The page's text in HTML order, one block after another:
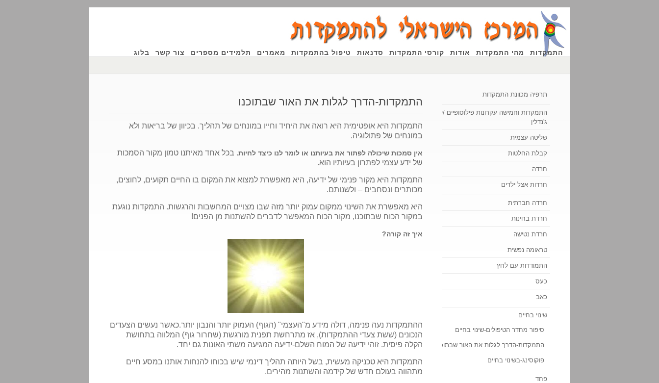
התמקדות מהי התמקדות אודות קורסי התמקדות סדנאות טיפול בהתמקדות מאמרים תלמידים מספרים צור קשר בלוג
התמקדות-הדרך לגלות את האור שבתוכנו
התמקדות היא אופטימית היא רואה את היחיד וחייו במונחים של תהליך. בכיוון של בריאות ולא
במונחים של פתולוגיה.
אין סמכות שיכולה לפתור את בעיותנו או לומר לנו כיצד לחיות. בכל אחד מאיתנו טמון מקור הסמכות
של ידע עצמי לפתרון בעיותיו הוא.
התמקדות היא מקור פנימי של ידיעה, היא מאפשרת למצוא את המקום בו החיים תקועים, לחוצים,
מכותרים ונסחבים – ולשנותם.
היא מאפשרת את השינוי ממקום עמוק יותר מזה שבו מצויים המחשבות והרגשות. התמקדות נוגעת
במקור הכוח שבתוכנו, מקור הכוח המאפשר לדברים להשתנות מן הפנים!
איך זה קורה?
ההתמקדות נעה פנימה, דולה מידע מ"העצמי" (הגוף) העמוק יותר והנבון יותר.כאשר נעשים הצעדים
הנכונים (ששת צעדי ההתמקדות), אז מתרחשת תפנית מורגשת (שחרור גוף) המלווה בתחושת
הקלה פיסית. זוהי ידיעה של המוח השלם-ידיעה המגיעה משתי האונות גם יחד.
התמקדות היא טכניקה מעשית, בשל היותה תהליך דינמי שיש בכוחו להנחות אותנו במסע חיים
מתהווה בעולם חדש של קידמה והשתנות מהירים.
תרפיה מכוונת התמקדות
התמקדות וחמישה עקרונות פילוסופיים /יוג'ין
ג'נדלין
שליטה עצמית
קבלת החלטות
חרדה
חרדות אצל ילדים
חרדה חברתית
חרדת בחינות
חרדת נטישה
טראומה נפשית
התמודדות עם לחץ
כעס
כאב
שינוי בחיים
סיפור מחדר הטיפולים-שינוי בחיים
התמקדות-הדרך לגלות את האור שבתוכנו
פוקוסינג-בשינוי בחיים
פחד